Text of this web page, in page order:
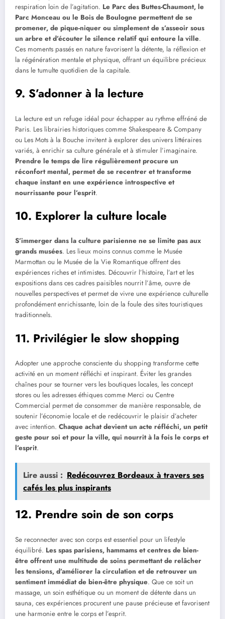
respiration loin de l’agitation. Le Parc des Buttes-Chaumont, le
Parc Monceau ou le Bois de Boulogne permettent de se
promener, de pique-niquer ou simplement de s’asseoir sous
un arbre et d’écouter le silence relatif qui entoure la ville.
Ces moments passés en nature favorisent la détente, la réflexion et
la régénération mentale et physique, offrant un équilibre précieux
dans le tumulte quotidien de la capitale.
9. S’adonner à la lecture
La lecture est un refuge idéal pour échapper au rythme effréné de
Paris. Les librairies historiques comme Shakespeare & Company
ou Les Mots à la Bouche invitent à explorer des univers littéraires
variés, à enrichir sa culture générale et à stimuler l’imaginaire.
Prendre le temps de lire régulièrement procure un
réconfort mental, permet de se recentrer et transforme
chaque instant en une expérience introspective et
nourrissante pour l’esprit.
10. Explorer la culture locale
S’immerger dans la culture parisienne ne se limite pas aux
grands musées. Les lieux moins connus comme le Musée
Marmottan ou le Musée de la Vie Romantique offrent des
expériences riches et intimistes. Découvrir l’histoire, l’art et les
expositions dans ces cadres paisibles nourrit l’âme, ouvre de
nouvelles perspectives et permet de vivre une expérience culturelle
profondément enrichissante, loin de la foule des sites touristiques
traditionnels.
11. Privilégier le slow shopping
Adopter une approche consciente du shopping transforme cette
activité en un moment réfléchi et inspirant. Éviter les grandes
chaînes pour se tourner vers les boutiques locales, les concept
stores ou les adresses éthiques comme Merci ou Centre
Commercial permet de consommer de manière responsable, de
soutenir l’économie locale et de redécouvrir le plaisir d’acheter
avec intention. Chaque achat devient un acte réfléchi, un petit
geste pour soi et pour la ville, qui nourrit à la fois le corps et
l’esprit.
Lire aussi : Redécouvrez Bordeaux à travers ses
cafés les plus inspirants
12. Prendre soin de son corps
Se reconnecter avec son corps est essentiel pour un lifestyle
équilibré. Les spas parisiens, hammams et centres de bien-
être offrent une multitude de soins permettant de relâcher
les tensions, d’améliorer la circulation et de retrouver un
sentiment immédiat de bien-être physique. Que ce soit un
massage, un soin esthétique ou un moment de détente dans un
sauna, ces expériences procurent une pause précieuse et favorisent
une harmonie entre le corps et l’esprit.